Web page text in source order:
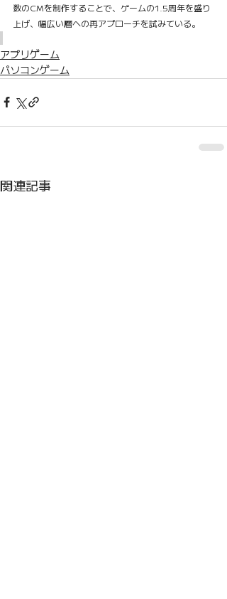
数のCMを制作することで、ゲームの1.5周年を盛り
上げ、幅広い層への再アプローチを試みている。
アプリゲーム
パソコンゲーム
関連記事